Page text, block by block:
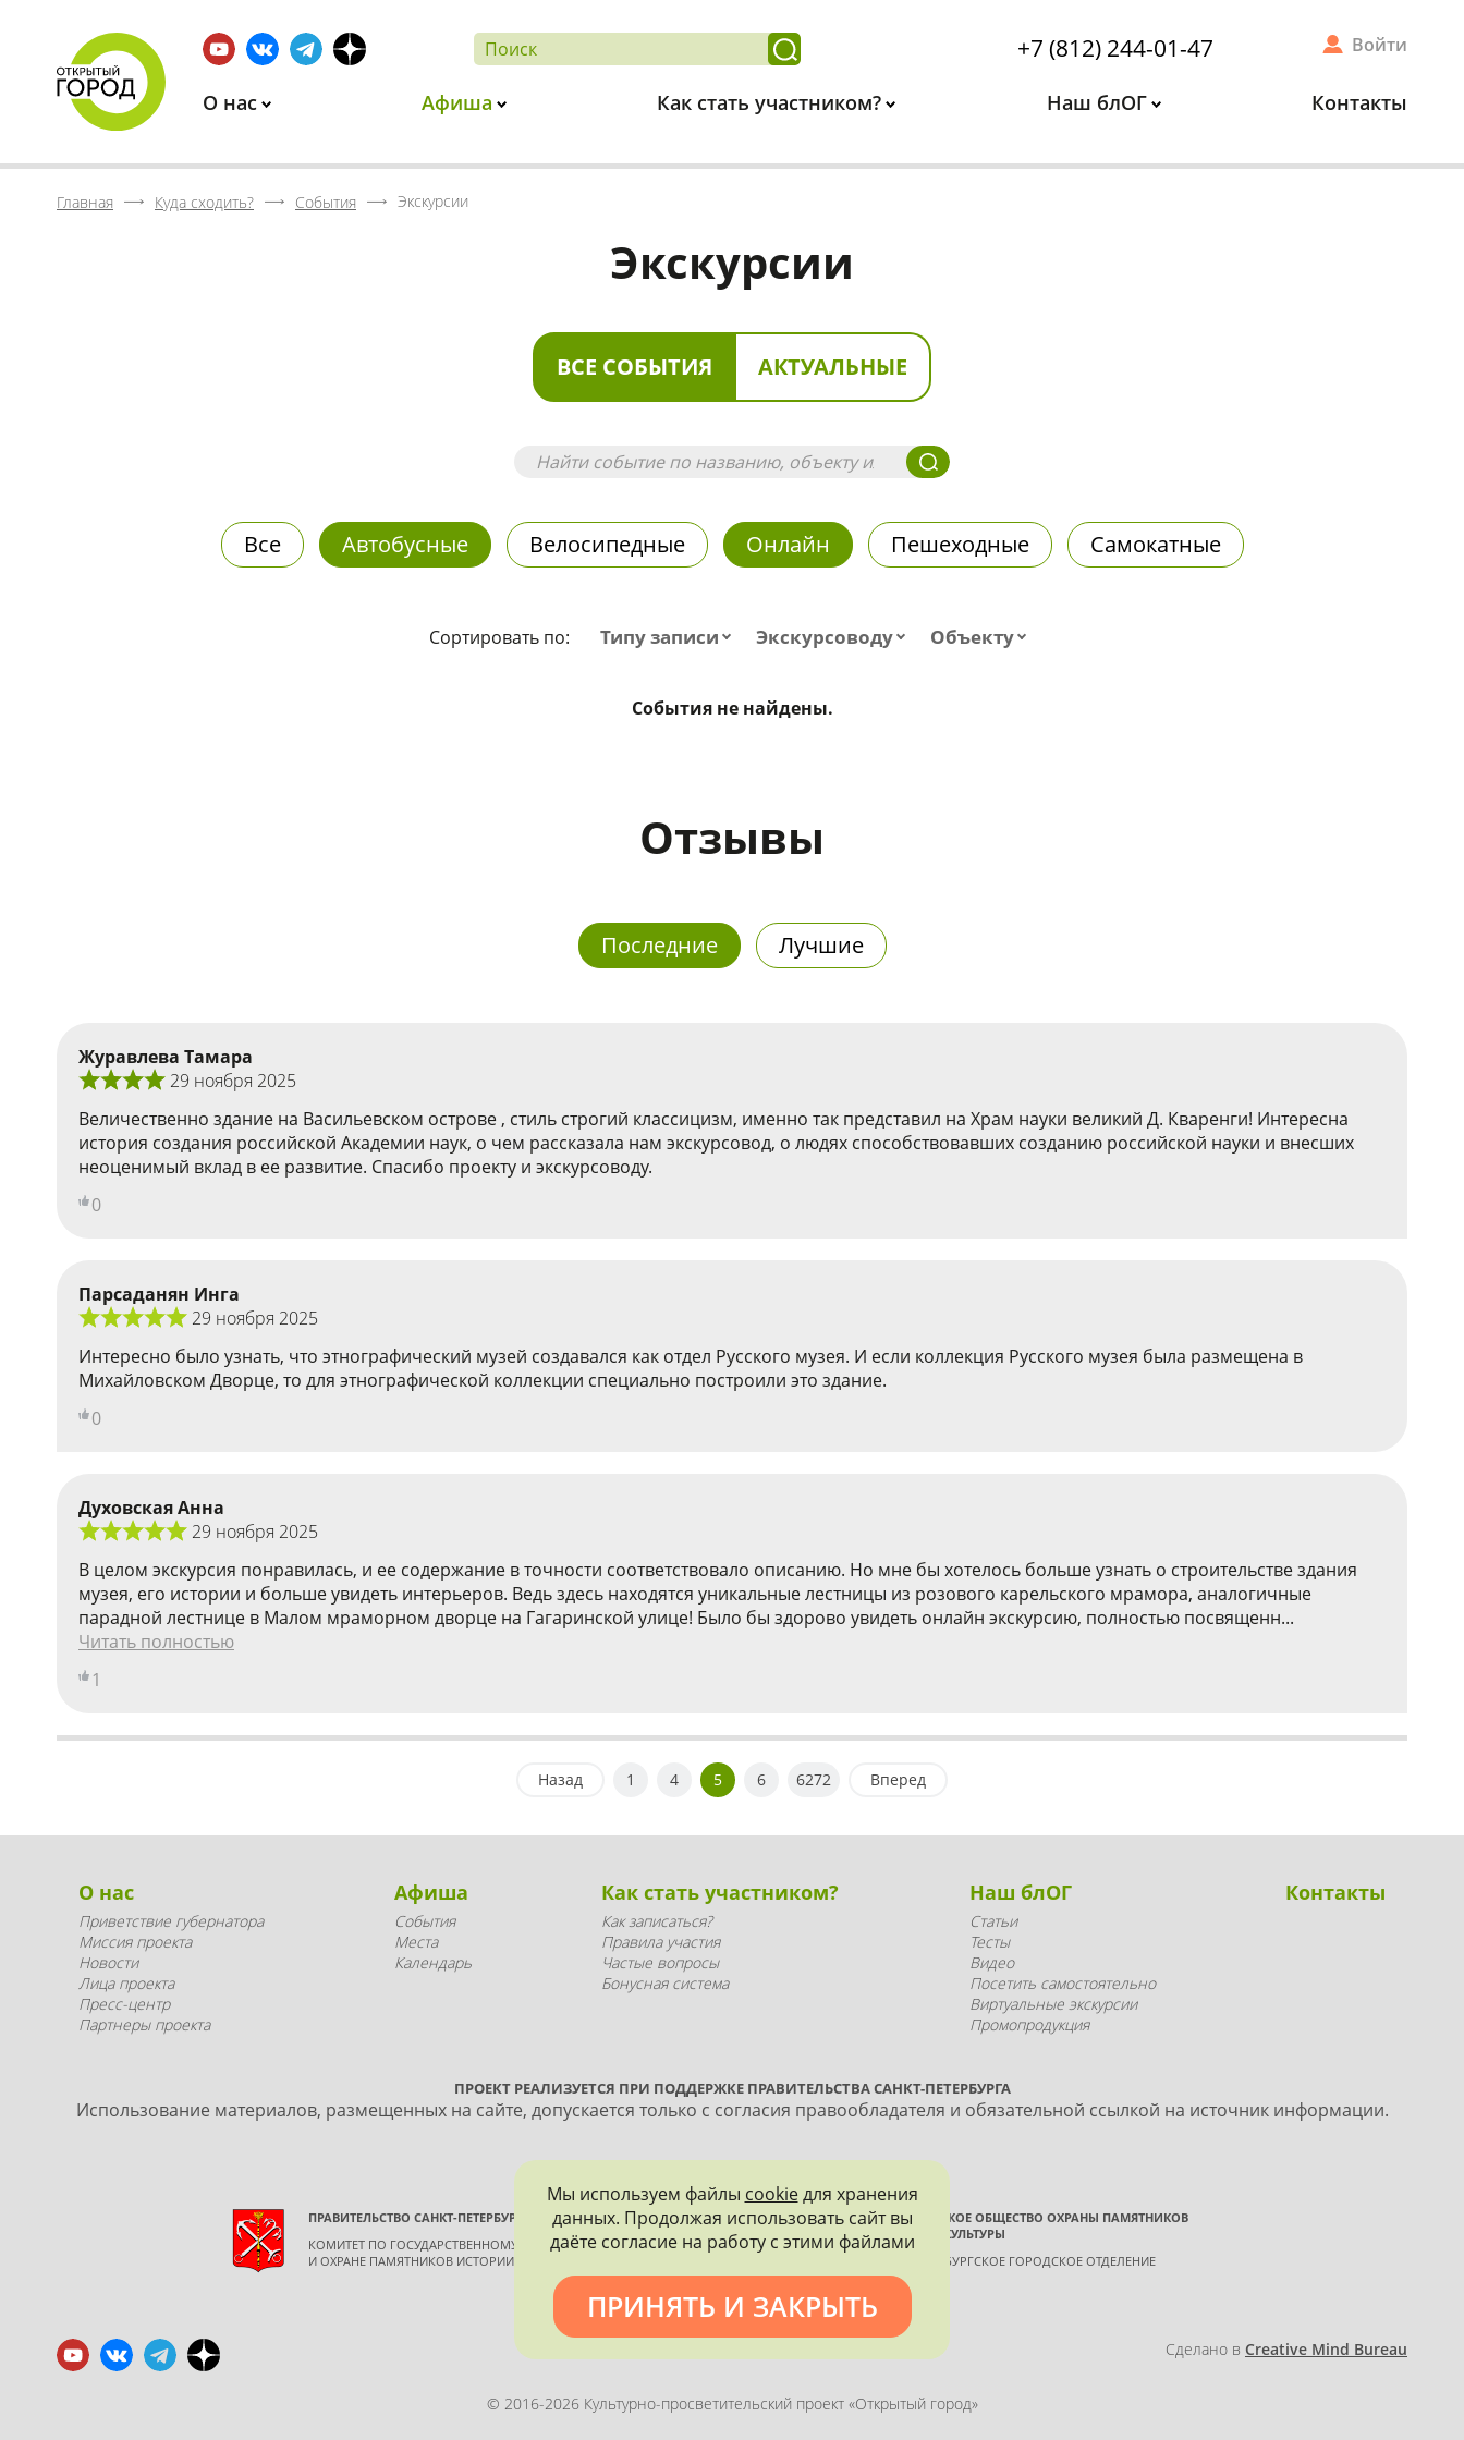
+7 (812) 244-01-47 Войти
О нас Афиша Как стать участником? Наш блОГ Контакты
Главная Куда сходить? События Экскурсии
Экскурсии
ВСЕ СОБЫТИЯ АКТУАЛЬНЫЕ
Все Автобусные Велосипедные Онлайн Пешеходные Самокатные
Сортировать по: Типу записи Экскурсоводу Объекту
События не найдены.
Отзывы
Последние Лучшие
Журавлева Тамара
29 ноября 2025
Величественно здание на Васильевском острове , стиль строгий классицизм, именно так представил на Храм науки великий Д. Кваренги! Интересна
история создания российской Академии наук, о чем рассказала нам экскурсовод, о людях способствовавших созданию российской науки и внесших
неоценимый вклад в ее развитие. Спасибо проекту и экскурсоводу.
0
Парсаданян Инга
29 ноября 2025
Интересно было узнать, что этнографический музей создавался как отдел Русского музея. И если коллекция Русского музея была размещена в
Михайловском Дворце, то для этнографической коллекции специально построили это здание.
0
Духовская Анна
29 ноября 2025
В целом экскурсия понравилась, и ее содержание в точности соответствовало описанию. Но мне бы хотелось больше узнать о строительстве здания
музея, его истории и больше увидеть интерьеров. Ведь здесь находятся уникальные лестницы из розового карельского мрамора, аналогичные
парадной лестнице в Малом мраморном дворце на Гагаринской улице! Было бы здорово увидеть онлайн экскурсию, полностью посвященн...
Читать полностью
1
Назад 1 4 5 6 6272 Вперед
О нас
Приветствие губернатора
Миссия проекта
Новости
Лица проекта
Пресс-центр
Партнеры проекта
Афиша
События
Места
Календарь
Как стать участником?
Как записаться?
Правила участия
Частые вопросы
Бонусная система
Наш блОГ
Статьи
Тесты
Видео
Посетить самостоятельно
Виртуальные экскурсии
Промопродукция
Контакты
ПРОЕКТ РЕАЛИЗУЕТСЯ ПРИ ПОДДЕРЖКЕ ПРАВИТЕЛЬСТВА САНКТ-ПЕТЕРБУРГА
Использование материалов, размещенных на сайте, допускается только с согласия правообладателя и обязательной ссылкой на источник информации.
ПРАВИТЕЛЬСТВО САНКТ-ПЕТЕРБУРГА
КОМИТЕТ ПО ГОСУДАРСТВЕННОМУ КОНТРОЛЮ, ИСПОЛЬЗОВАНИЮ
И ОХРАНЕ ПАМЯТНИКОВ ИСТОРИИ И КУЛЬТУРЫ
ВСЕРОССИЙСКОЕ ОБЩЕСТВО ОХРАНЫ ПАМЯТНИКОВ
ИСТОРИИ И КУЛЬТУРЫ
САНКТ-ПЕТЕРБУРГСКОЕ ГОРОДСКОЕ ОТДЕЛЕНИЕ
Сделано в Creative Mind Bureau
© 2016-2026 Культурно-просветительский проект «Открытый город»
Мы используем файлы cookieдля хранения
данных. Продолжая использовать сайт вы
даёте согласие на работу с этими файлами
ПРИНЯТЬ И ЗАКРЫТЬ